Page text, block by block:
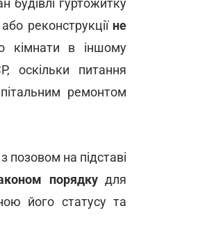
будівлі гуртожитку
реконструкції не
кімнати в іншому
оскільки питання
ремонтом
на підставі
порядкудля
його статусу та